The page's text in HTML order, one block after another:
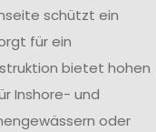
schützt ein
für ein
bietet hohen
Inshore- und
oder